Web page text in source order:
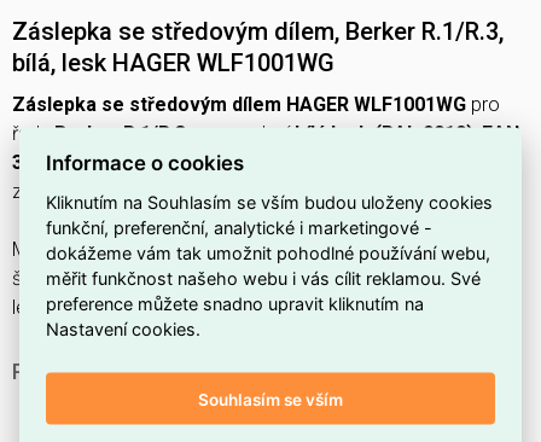
Záslepka se středovým dílem, Berker R.1/R.3,
bílá, lesk HAGER WLF1001WG
Záslepka se středovým dílem HAGER WLF1001WG pro
řadu Berker R.1/R.3 v provedení bílá lesk (RAL 9010) EAN
3250610090992, určená pro
záslepný kryt.
Má stupeň krytí IP44, rozměry71 × 71 × 9,4 mm, upevnění
šroubem, obsahuje nosný kroužeka jebez halogenůs
lesklým povrchem.
PROČ ZVOLIT TUTO ZÁSLEPKU?
záslepku se středovým dílem
Informace o cookies
Kliknutím na Souhlasím se vším budou uloženy cookies
funkční, preferenční, analytické i marketingové -
dokážeme vám tak umožnit pohodlné používání webu,
měřit funkčnost našeho webu i vás cílit reklamou. Své
preference můžete snadno upravit kliknutím na
Nastavení cookies.
Souhlasím se vším